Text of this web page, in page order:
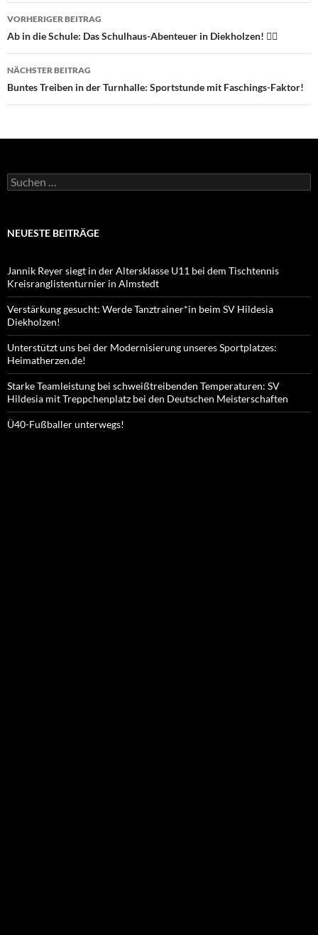
Beitragsnavigation
VORHERIGER BEITRAG
Ab in die Schule: Das Schulhaus-Abenteuer in Diekholzen! 🏃‍♂️
NÄCHSTER BEITRAG
Buntes Treiben in der Turnhalle: Sportstunde mit Faschings-Faktor!
Suchen
nach:
NEUESTE BEITRÄGE
Jannik Reyer siegt in der Altersklasse U11 bei dem Tischtennis
Kreisranglistenturnier in Almstedt
Verstärkung gesucht: Werde Tanztrainer*in beim SV Hildesia
Diekholzen!
Unterstützt uns bei der Modernisierung unseres Sportplatzes:
Heimatherzen.de!
Starke Teamleistung bei schweißtreibenden Temperaturen: SV
Hildesia mit Treppchenplatz bei den Deutschen Meisterschaften
Ü40-Fußballer unterwegs!